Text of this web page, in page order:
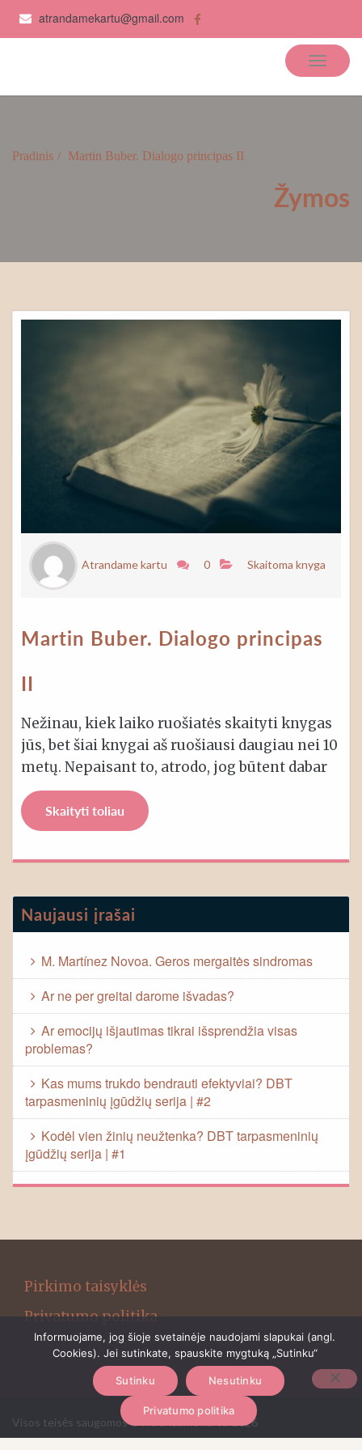
atrandamekartu@gmail.com
Pradinis Martin Buber. Dialogo principas II
Žymos
Atrandame kartu 0 Skaitoma knyga
Martin Buber. Dialogo principas
II
Nežinau, kiek laiko ruošiatės skaityti knygas
jūs, bet šiai knygai aš ruošiausi daugiau nei 10
metų. Nepaisant to, atrodo, jog būtent dabar
Skaityti toliau
Naujausi įrašai
M. Martínez Novoa. Geros mergaitės sindromas
Ar ne per greitai darome išvadas?
Ar emocijų išjautimas tikrai išsprendžia visas
problemas?
Kas mums trukdo bendrauti efektyviai? DBT
tarpasmeninių įgūdžių serija | #2
Kodėl vien žinių neužtenka? DBT tarpasmeninių
įgūdžių serija | #1
Pirkimo taisyklės
Privatumo politika
Visos teisės saugomos © Atrandame kartu-2026
Informuojame, jog šioje svetainėje naudojami slapukai (angl.
Cookies). Jei sutinkate, spauskite mygtuką „Sutinku“
Sutinku Nesutinku
Privatumo politika